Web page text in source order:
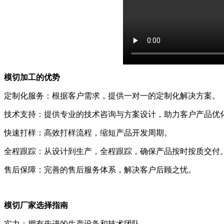
模切加工的优势
定制化服务：根据客户需求，提供一对一的定制化解决方案。
技术支持：提供专业的技术咨询与方案设计，助力客户产品优
快速打样：高效打样流程，缩短产品开发周期。
全程跟踪：从设计到生产，全程跟踪，确保产品按时按质交付
售后保障：完善的售后服务体系，解决客户后顾之忧。
模切厂家选择指南